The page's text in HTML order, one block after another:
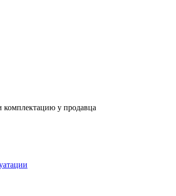
комплектацию у продавца